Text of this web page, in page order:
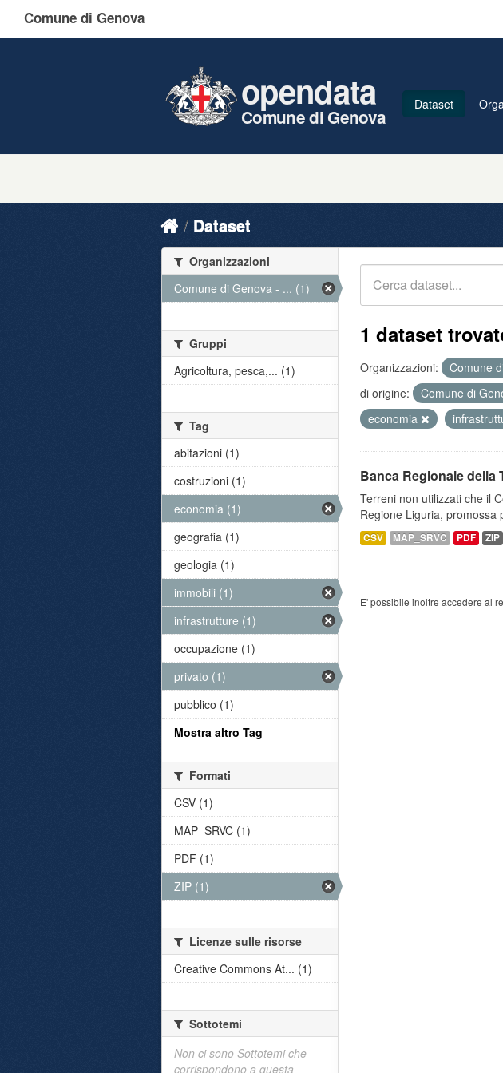
Comune di Genova
opendata
Comune di Genova
Dataset
Dataset
1 dataset
Organizzazioni: Comune
di origine:
Comune di
economia
Banca Regionale della
Terreni non utilizzati che il
Regione Liguria, promossa
CSV MAP_SRVC PDF ZIP
E' possibile inoltre accedere al
Organizzazioni
Comune di Genova - ... (1)
Gruppi
Agricoltura, pesca,... (1)
Tag
abitazioni (1)
costruzioni (1)
economia (1)
geografia (1)
geologia (1)
immobili (1)
infrastrutture (1)
occupazione (1)
privato (1)
pubblico (1)
Mostra altro Tag
Formati
CSV (1)
MAP_SRVC (1)
PDF (1)
ZIP (1)
Licenze sulle risorse
Creative Commons At... (1)
Sottotemi
Non ci sono Sottotemi che
corrispondono a questa